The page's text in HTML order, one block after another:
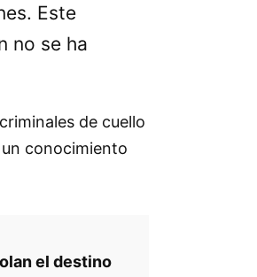
Este
no se ha
de cuello
conocimiento
el destino